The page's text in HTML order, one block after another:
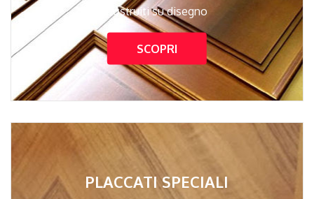
Costruiti su disegno
SCOPRI
PLACCATI SPECIALI